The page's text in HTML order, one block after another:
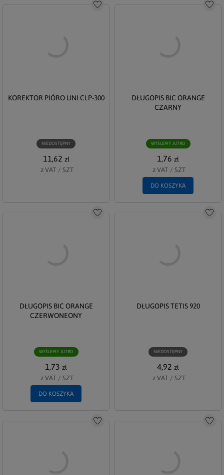
Do schowka
KOREKTOR PIÓRO UNI CLP-300
NIEDOSTĘPNY
11,62 zł
z VAT / SZT
Do
DŁUGOPIS BIC ORANGE
CZARNY
WYŚLEMY JUTRO
1,76 zł
z VAT / SZT
DO KOSZYKA
Do schowka
DŁUGOPIS BIC ORANGE
CZERWONEONY
WYŚLEMY JUTRO
1,73 zł
z VAT / SZT
DO KOSZYKA
Do
DŁUGOPIS TETIS 920
NIEDOSTĘPNY
4,92 zł
z VAT / SZT
Do schowka Do